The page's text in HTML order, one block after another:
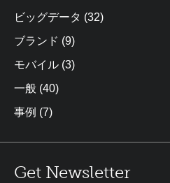
ビッグデータ (32)
ブランド (9)
モバイル (3)
一般 (40)
事例 (7)
Get Newsletter